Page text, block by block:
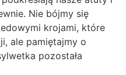
Nie bójmy się
krojami, które
ale pamiętajmy o
pozostała